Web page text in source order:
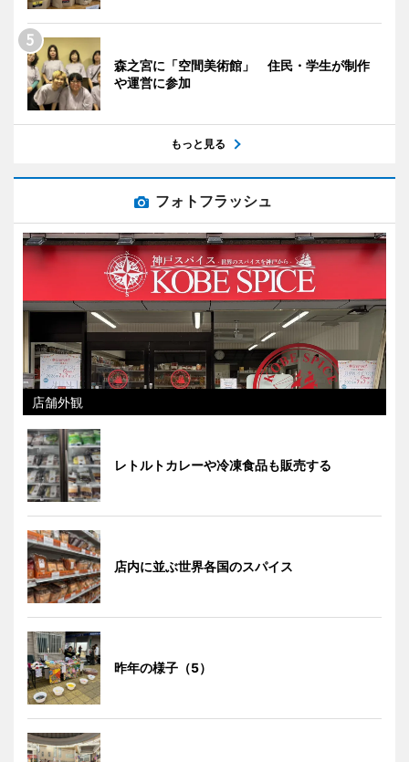
森之宮に「空間美術館」 住民・学生が制作
や運営に参加
もっと見る
フォトフラッシュ
店舗外観
レトルトカレーや冷凍食品も販売する
店内に並ぶ世界各国のスパイス
昨年の様子（5）